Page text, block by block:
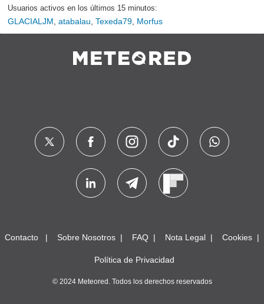
Usuarios activos en los últimos 15 minutos:
GLACIALJM atabalau Texeda79 Morfus
Contacto Sobre Nosotros FAQ Nota Legal Cookies
Política de Privacidad
© 2024 Meteored. Todos los derechos reservados